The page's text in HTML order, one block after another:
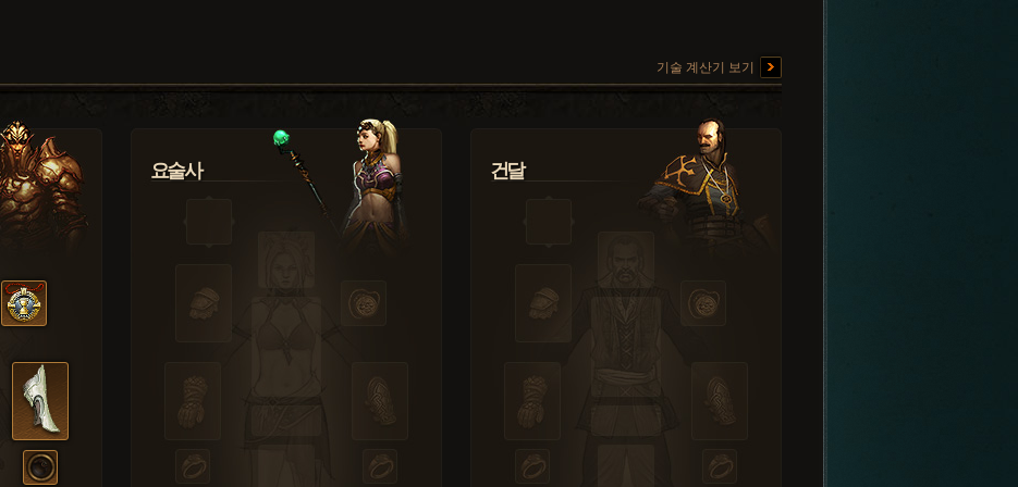
기술 계산기 보기
요술사 건달